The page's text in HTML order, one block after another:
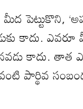
పెట్టుకొని,
కాదు. ఎవరూ
కాదు. తాత
పార్థివ